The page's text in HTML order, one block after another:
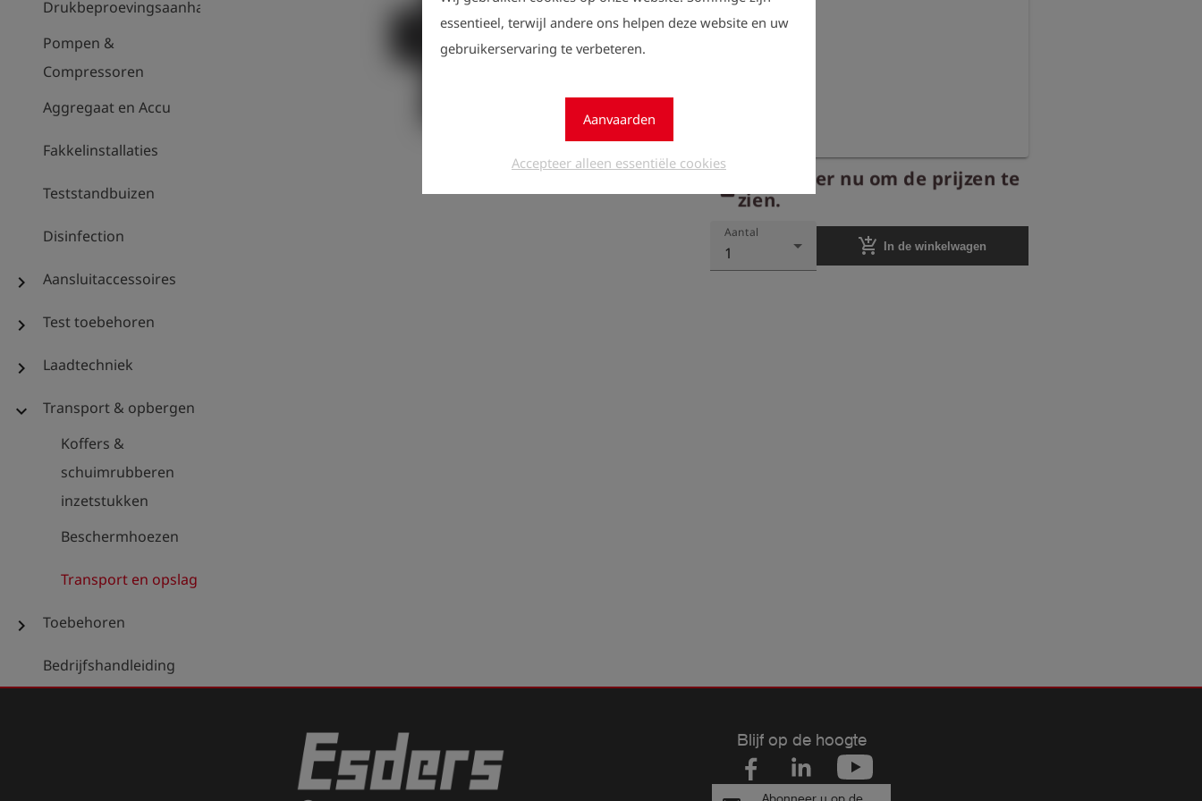
essentieel, terwijl andere ons helpen deze website en uw
gebruikerservaring te verbeteren.
Aanvaarden
Accepteer alleen essentiële cookies
Drukbeproevingsaanhanger
Pompen &
Compressoren
Aggregaat en Accu
Fakkelinstallaties
Teststandbuizen
Disinfection
chevron_right Aansluitaccessoires
chevron_right Test toebehoren
chevron_right Laadtechniek
expand_more
Transport & opbergen
Koffers &
schuimrubberen
inzetstukken
Beschermhoezen
Transport en opslag
chevron_right Toebehoren
Bedrijfshandleiding
lock
Registreer nu om de prijzen te
zien.
Aantal
1 add_shopping_cart In de winkelwagen
Blijf op de hoogte
Abonneer u op de